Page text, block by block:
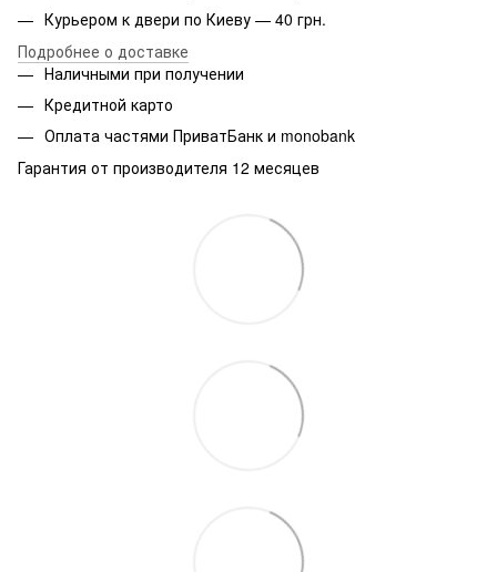
Курьером к двери по Киеву — 40 грн.
Подробнее о доставке
Наличными при получении
Кредитной карто
Оплата частями ПриватБанк и monobank
Гарантия от производителя 12 месяцев